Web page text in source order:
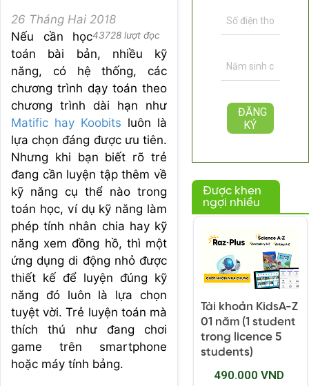
26 Tháng Hai 2018
43728 lượt đọc
Nếu cần học
toán bài bản, nhiều kỹ
năng, có hệ thống, các
chương trình dạy toán theo
chương trình dài hạn như
Matific hay Koobits luôn là
lựa chọn đáng được ưu tiên.
Nhưng khi bạn biết rõ trẻ
đang cần luyện tập thêm về
kỹ năng cụ thể nào trong
toán học, ví dụ kỹ năng làm
phép tính nhân chia hay kỹ
năng xem đồng hồ, thì một
ứng dụng di động nhỏ được
thiết kế để luyện đúng kỹ
năng đó luôn là lựa chọn
tuyệt vời. Trẻ luyện toán mà
thích thú như đang chơi
game trên smartphone
hoặc máy tính bảng.
Được khen
ngợi nhiều
Tài khoản KidsA-Z
01 năm (1 student
trong licence 5
students)
490.000 VND